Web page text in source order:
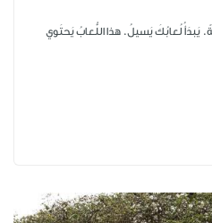
لُعابُكَ يَسيلُ. هذا اللُّعابُ يَحتَوي